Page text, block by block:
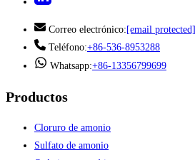
Correo electrónico: [email protected]
Teléfono:+86-536-8953288
Whatsapp:+86-13356799699
Productos
Cloruro de amonio
Sulfato de amonio